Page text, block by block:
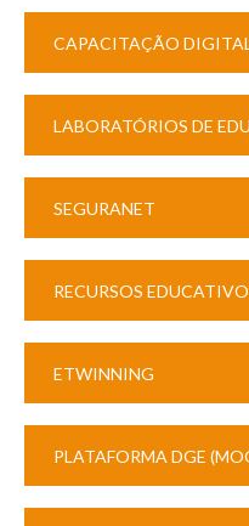
CAPACITAÇÃO
LABORATÓRIOS DE
SEGURANET
RECURSOS
ETWINNING
PLATAFORMA DGE